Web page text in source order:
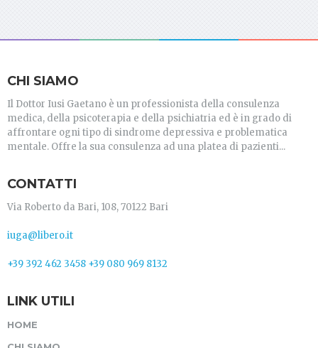
CHI SIAMO
Il Dottor Iusi Gaetano è un professionista della consulenza
medica, della psicoterapia e della psichiatria ed è in grado di
affrontare ogni tipo di sindrome depressiva e problematica
mentale. Offre la sua consulenza ad una platea di pazienti...
CONTATTI
Via Roberto da Bari, 108, 70122 Bari
iuga@libero.it
+39 392 462 3458 +39 080 969 8132
LINK UTILI
HOME